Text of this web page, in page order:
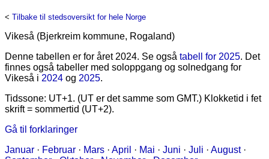
< Tilbake til stedsoversikt for hele Norge
Vikeså (Bjerkreim kommune, Rogaland)
Denne tabellen er for året 2024. Se også tabell for 2025. Det
finnes også tabeller med soloppgang og solnedgang for
Vikeså i 2024 og 2025.
Tidssone: UT+1. (UT er det samme som GMT.) Klokketid i fet
skrift = sommertid (UT+2).
Gå til forklaringer
Januar · Februar · Mars · April · Mai · Juni · Juli · August·